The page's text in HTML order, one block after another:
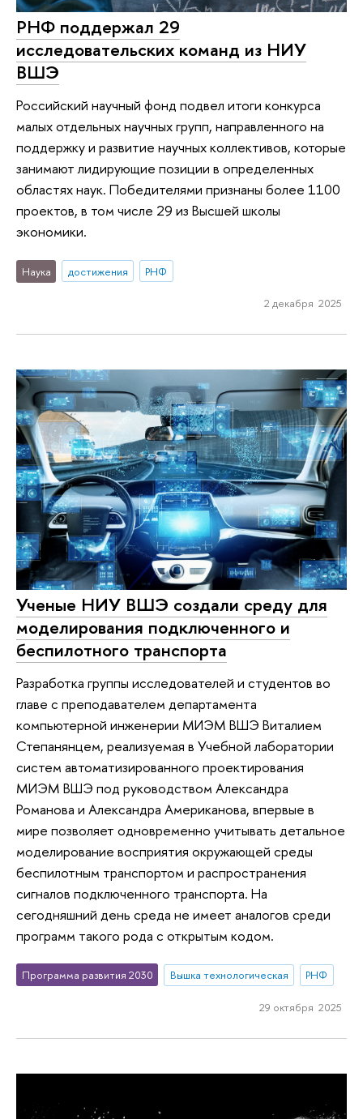
РНФ поддержал 29
исследовательских команд из НИУ
ВШЭ
Российский научный фонд подвел итоги конкурса
малых отдельных научных групп, направленного на
поддержку и развитие научных коллективов, которые
занимают лидирующие позиции в определенных
областях наук. Победителями признаны более 1100
проектов, в том числе 29 из Высшей школы
экономики.
Наука достижения РНФ
2 декабря 2025
Ученые НИУ ВШЭ создали среду для
моделирования подключенного и
беспилотного транспорта
Разработка группы исследователей и студентов во
главе с преподавателем департамента
компьютерной инженерии МИЭМ ВШЭ Виталием
Степанянцем, реализуемая в Учебной лаборатории
систем автоматизированного проектирования
МИЭМ ВШЭ под руководством Александра
Романова и Александра Американова, впервые в
мире позволяет одновременно учитывать детальное
моделирование восприятия окружающей среды
беспилотным транспортом и распространения
сигналов подключенного транспорта. На
сегодняшний день среда не имеет аналогов среди
программ такого рода с открытым кодом.
Программа развития 2030 Вышка технологическая РНФ
29 октября 2025